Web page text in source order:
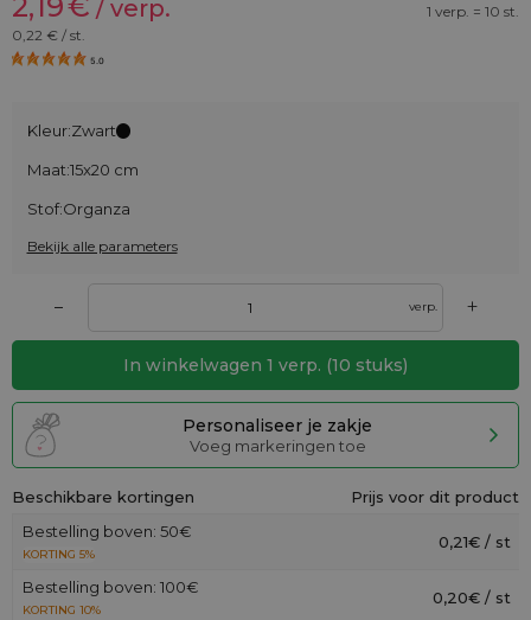
2,19€ / verp.
1 verp. = 10 st.
0,22 € / st.
5.0
Kleur:Zwart
Maat:15x20 cm
Stof:Organza
Bekijk alle parameters
– verp. +
In winkelwagen 1 verp. (10 stuks)
Personaliseer je zakje
Voeg markeringen toe
Beschikbare kortingen
Prijs voor dit product
Bestelling boven: 50€
KORTING 5%
0,21€ / st
Bestelling boven: 100€
KORTING 10%
0,20€ / st